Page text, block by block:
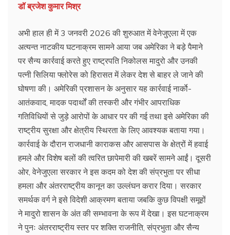
डॉ ब्रजेश कुमार मिश्र
अभी हाल ही में 3 जनवरी 2026 की शुरुआत में वेनेजुएला में एक
अत्यन्त नाटकीय घटनाक्रम सामने आया जब अमेरिका ने बड़े पैमाने
पर सैन्य कार्रवाई करते हुए राष्ट्रपति निकोलस मादुरो और उनकी
पत्नी सिलिया फ्लोरेस को हिरासत में लेकर देश से बाहर ले जाने की
घोषणा की। अमेरिकी प्रशासन के अनुसार यह कार्रवाई नार्काे-
आतंकवाद, मादक पदार्थों की तस्करी और गंभीर आपराधिक
गतिविधियों से जुड़े आरोपों के आधार पर की गई तथा इसे अमेरिका की
राष्ट्रीय सुरक्षा और क्षेत्रीय स्थिरता के लिए आवश्यक बताया गया।
कार्रवाई के दौरान राजधानी काराकस और आसपास के क्षेत्रों में हवाई
हमले और विशेष बलों की त्वरित छापेमारी की खबरें सामने आईं। दूसरी
ओर, वेनेजुएला सरकार ने इस कदम को देश की संप्रभुता पर सीधा
हमला और अंतरराष्ट्रीय कानून का उल्लंघन करार दिया। सरकार
समर्थक वर्ग ने इसे विदेशी आक्रमण बताया जबकि कुछ विपक्षी समूहों
ने मादुरो शासन के अंत की सम्भावना के रूप में देखा। इस घटनाक्रम
ने पुनः अंतरराष्ट्रीय स्तर पर शक्ति राजनीति, संप्रभुता और सैन्य